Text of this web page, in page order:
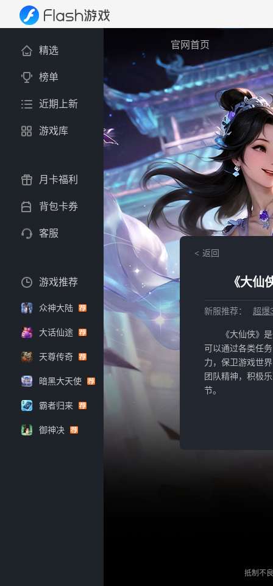
官网首页
返回
《大仙
新服推荐： 超爆
《大仙侠》
可以通过各类任
力，保卫游戏世
团队精神，积极
节。
精选
榜单
近期上新
游戏库
月卡福利
背包卡券
客服
游戏推荐
众神大陆
大话仙途
天尊传奇
暗黑大天使
霸者归来
御神决
抵制不